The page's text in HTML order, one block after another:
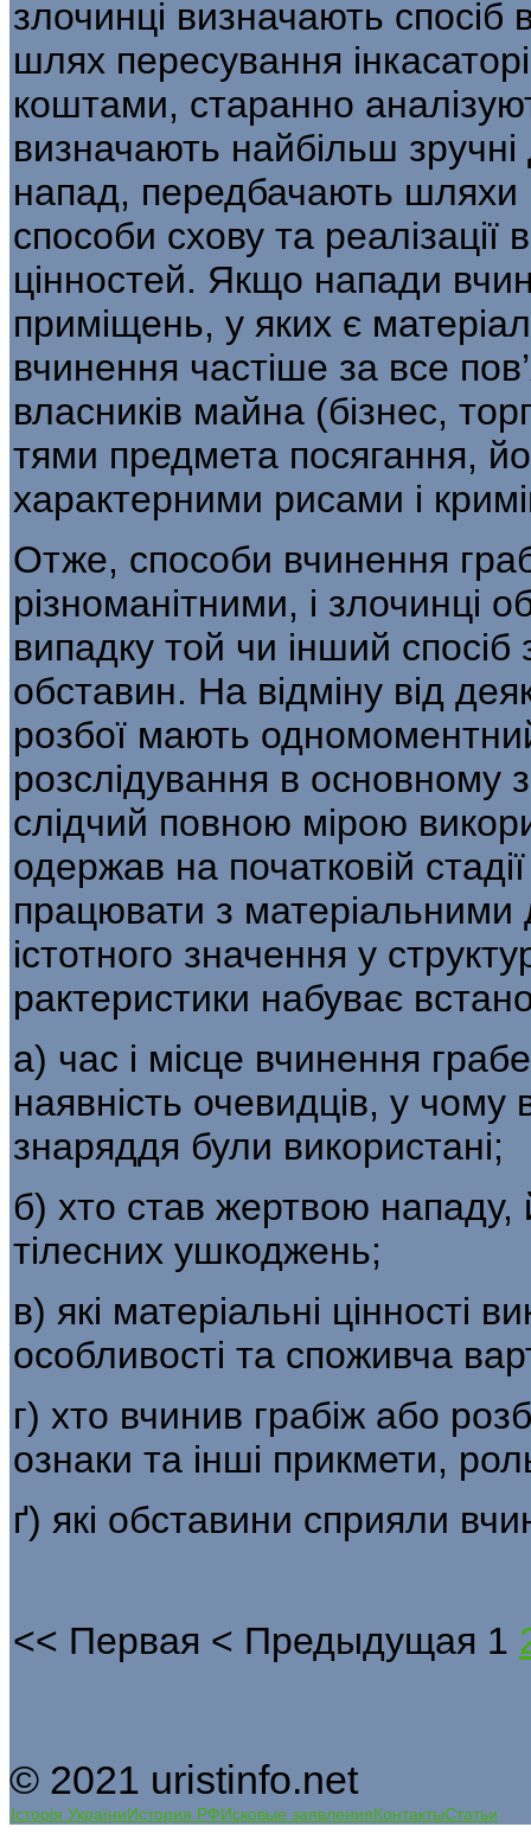
злочинці ви­значають
шлях пересування
коштами, старанно
визначають найбільш
напад, передбачають шляхи
способи схову та
цінностей. Якщо напади
приміщень, у яких є
вчинення частіше за все
власників майна (бізнес,
тями предмета посягання,
характерними рисами і
Отже, способи вчинення
різноманітними, і злочинці
випадку той чи інший
обставин. На відміну від
розбої мають
розслідування в основному
слідчий повною мірою
одержав на початковій
працювати з
істотного значення у
рактеристики набуває
а) час і місце вчинення
наяв­ність очевидців, у чому
знаряддя були ви­користані;
б) хто став жертвою нападу,
тілесних ушкоджень;
в) які матеріальні цінності
особли­вості та споживча
г) хто вчинив грабіж або
озна­ки та інші прикмети,
ґ) які обставини сприяли
<< Первая < Предыдущая 1
© 2021 uristinfo.net
Історія УкраїниИстория РФИсковые заявленияКонтактыСтатьи